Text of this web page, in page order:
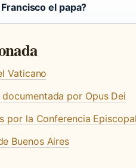
el papa?
Vaticano
por Opus Dei
por la Conferencia
Buenos Aires